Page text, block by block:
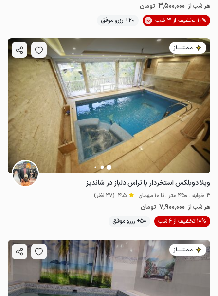
هر شب از 3٬500٬000 تومان
10% تخفیف از 3 شب
20+ رزرو موفق
مـمـتــــــاز
ویلا دوبلکس استخردار با تراس دلباز در شاندیز
3 خوابه . 450 متر . تا 10 مهمان 4.5 (27 نظر)
هر شب از 7٬900٬000 تومان
10% تخفیف از 6 شب
50+ رزرو موفق
مـمـتــــــاز